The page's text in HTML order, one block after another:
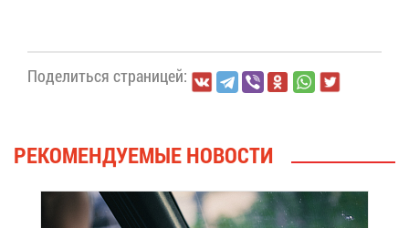
По­де­лить­ся стра­ни­цей:
РЕ­КО­МЕН­ДУ­Е­МЫЕ НО­ВО­СТИ